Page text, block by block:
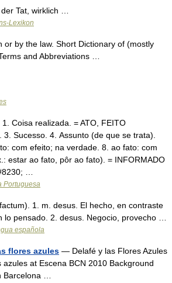
Tat, wirklich …
Lexikon
by the law. Short Dictionary of (mostly
and Abbreviations …
Coisa realizada. = ATO, FEITO
3. Sucesso. 4. Assunto (de que se trata).
com efeito; na verdade. 8. ao fato: com
estar ao fato, pôr ao fato). = INFORMADO
…
Portuguesa
1. m. desus. El hecho, en contraste
lo pensado. 2. desus. Negocio, provecho …
española
flores azules — Delafé y las Flores Azules
azules at Escena BCN 2010 Background
Barcelona …